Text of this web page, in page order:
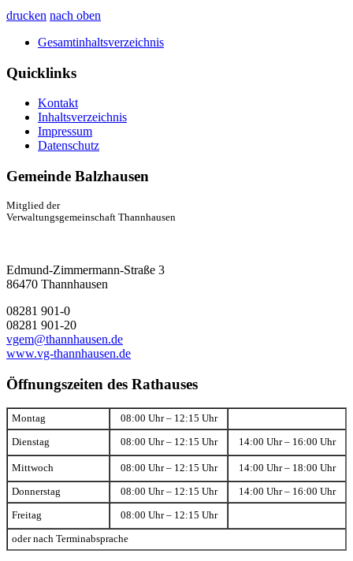
drucken nach oben
Gesamtinhaltsverzeichnis
Quicklinks
Kontakt
Inhaltsverzeichnis
Impressum
Datenschutz
Gemeinde Balzhausen
Mitglied der
Verwaltungsgemeinschaft Thannhausen
Edmund-Zimmermann-Straße 3
86470 Thannhausen
08281 901-0
08281 901-20
vgem@thannhausen.de
www.vg-thannhausen.de
Öffnungszeiten des Rathauses
Montag 08:00 Uhr – 12:15 Uhr
Dienstag 08:00 Uhr – 12:15 Uhr 14:00 Uhr – 16:00 Uhr
Mittwoch 08:00 Uhr – 12:15 Uhr 14:00 Uhr – 18:00 Uhr
Donnerstag 08:00 Uhr – 12:15 Uhr 14:00 Uhr – 16:00 Uhr
Freitag 08:00 Uhr – 12:15 Uhr
oder nach Terminabsprache